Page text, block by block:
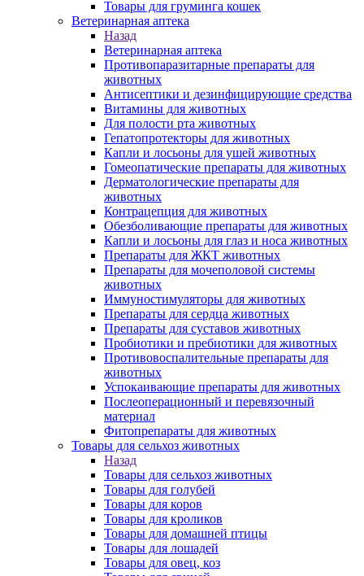
Товары для груминга кошек
Ветеринарная аптека
Назад
Ветеринарная аптека
Противопаразитарные препараты для
животных
Антисептики и дезинфицирующие средства
Витамины для животных
Для полости рта животных
Гепатопротекторы для животных
Капли и лосьоны для ушей животных
Гомеопатические препараты для животных
Дерматологические препараты для
животных
Контрацепция для животных
Обезболивающие препараты для животных
Капли и лосьоны для глаз и носа животных
Препараты для ЖКТ животных
Препараты для мочеполовой системы
животных
Иммуностимуляторы для животных
Препараты для сердца животных
Препараты для суставов животных
Пробиотики и пребиотики для животных
Противовоспалительные препараты для
животных
Успокаивающие препараты для животных
Послеоперационный и перевязочный
материал
Фитопрепараты для животных
Товары для сельхоз животных
Назад
Товары для сельхоз животных
Товары для голубей
Товары для коров
Товары для кроликов
Товары для домашней птицы
Товары для лошадей
Товары для овец, коз